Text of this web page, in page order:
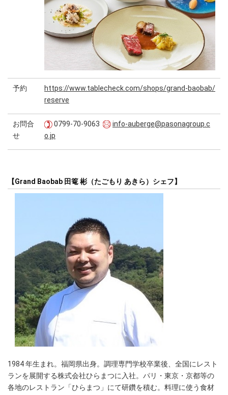
予約
https://www.tablecheck.com/shops/grand-baobab/
reserve
お問合
せ
0799-70-9063
info-auberge@pasonagroup.c
o.jp
【Grand Baobab 田篭 彬（たごもり あきら）シェフ】
1984 年生まれ。福岡県出身。調理専門学校卒業後、全国にレスト
ランを展開する株式会社ひらまつに入社。パリ・東京・京都等の
各地のレストラン「ひらまつ」にて研鑽を積む。料理に使う食材